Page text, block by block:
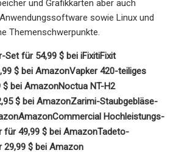
und Grafikkarten aber auch
sowie Linux und
Themenschwerpunkte.
Set für 54,99 $ bei iFixitiFixit
$ bei AmazonVapker 420-teiliges
$ bei AmazonNoctua NT-H2
$ bei AmazonZarimi-Staubgebläse-
AmazonCommercial Hochleistungs-
49,99 $ bei AmazonTadeto-
29,99 $ bei Amazon